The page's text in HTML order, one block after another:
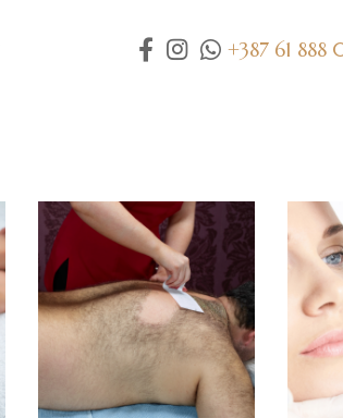
+387 61 888